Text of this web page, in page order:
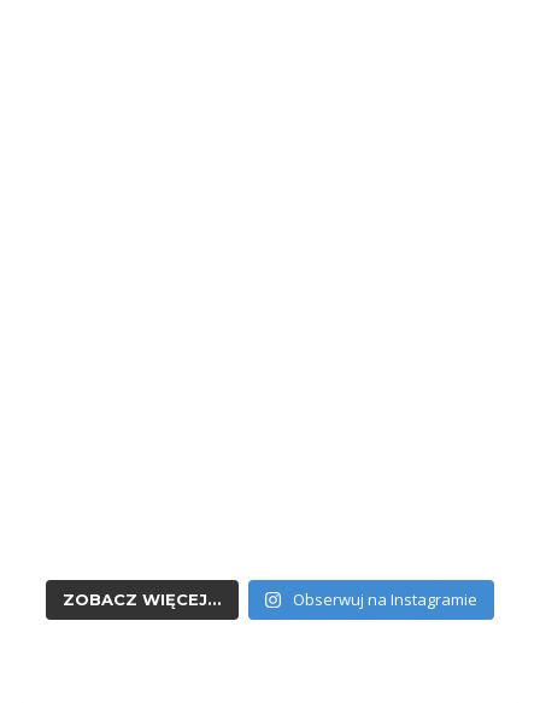
ZOBACZ WIĘCEJ... Obserwuj na Instagramie